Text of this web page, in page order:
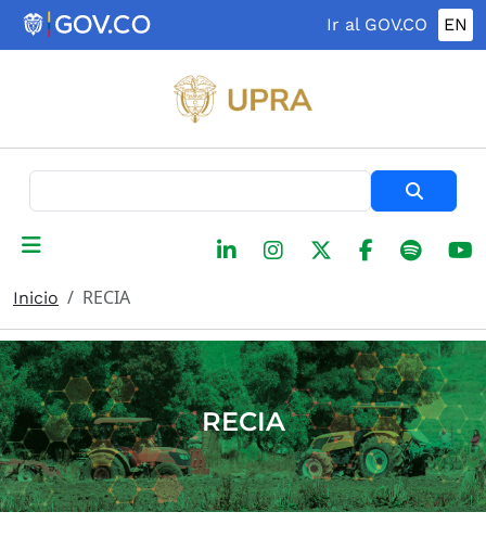
Pasar al contenido principal
Ir al GOV.CO EN
Inicio RECIA
RECIA